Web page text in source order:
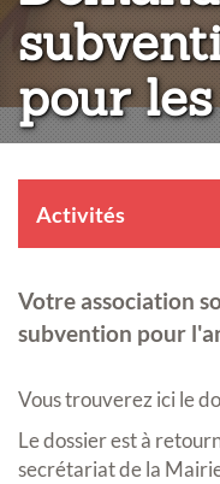
pour
Activités
Votre association
subvention pour
Vous trouverez ici le
Le dossier est à
secrétariat de la